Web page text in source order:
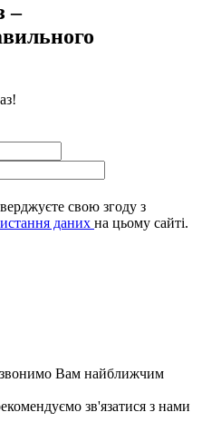
–
свою згоду з
даних на цьому сайті.
Вам найближчим
зв'язатися з нами